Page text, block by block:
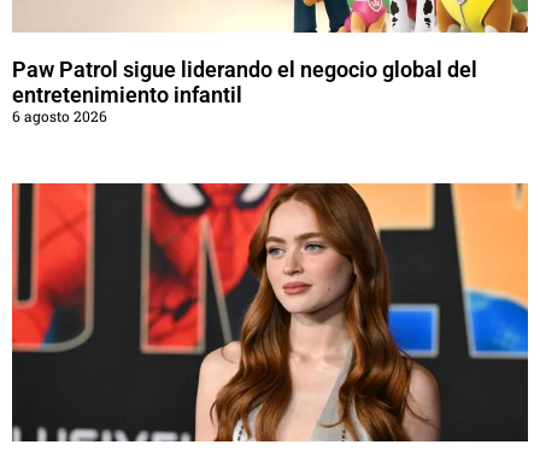
Paw Patrol sigue liderando el negocio global del
entretenimiento infantil
6 agosto 2026